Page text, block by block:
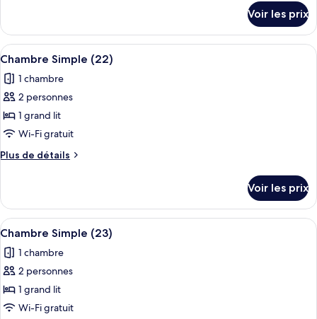
Chambre
Simple
(21)
le
type
de
Chambre
Simple
Voir les prix
Afficher
toutes
les
photos
pour
ce
type
de
Chambre
Simple
(22)
Chambre Simple (22) | Wi-Fi gratuit,
6
Chambre Simple (22)
1 chambre
2 personnes
1 grand lit
Wi-Fi gratuit
Plus de détails
Plus
le
type
de
Chambre
Simple
Voir les prix
Afficher
toutes
les
photos
pour
ce
Une chambre à coucher
7
Chambre Simple (23)
1 chambre
2 personnes
1 grand lit
Wi-Fi gratuit